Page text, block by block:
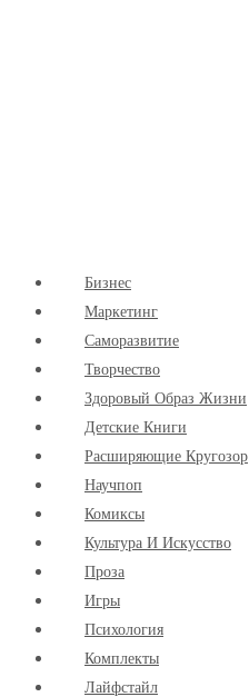
Бизнес
Маркетинг
Cаморазвитие
Творчество
Здоровый Образ Жизни
Детские Книги
Расширяющие Кругозор
Научпоп
Комиксы
Культура И Искусство
Проза
Игры
Психология
Комплекты
Лайфстайл